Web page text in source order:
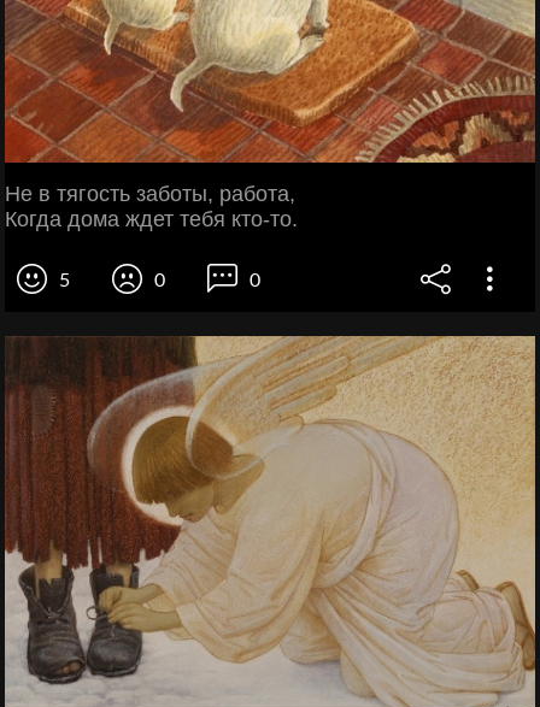
Не в тягость заботы, работа,
Когда дома ждет тебя кто-то.
5 0 0